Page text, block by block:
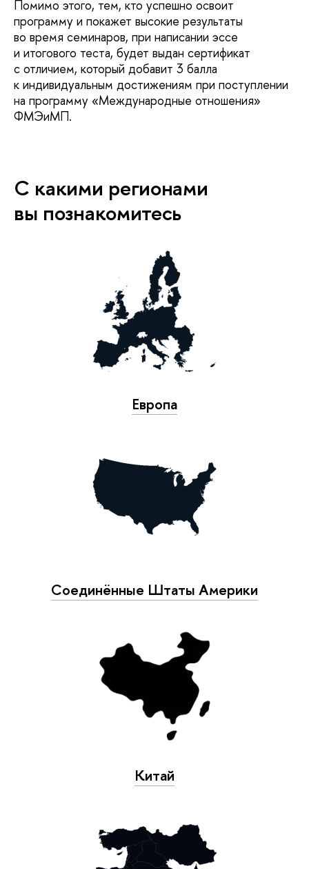
Помимо этого, тем, кто успешно освоит
программу и покажет высокие результаты
во время семинаров, при написании эссе
и итогового теста, будет выдан сертификат
с отличием, который добавит 3 балла
к индивидуальным достижениям при поступлении
на программу «Международные отношения»
ФМЭиМП.
С какими регионами
вы познакомитесь
Европа
Соединённые Штаты Америки
Китай